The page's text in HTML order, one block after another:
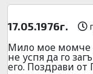
17.05.1976г.
Мило мое момче
не успя да го
его. Поздрави от